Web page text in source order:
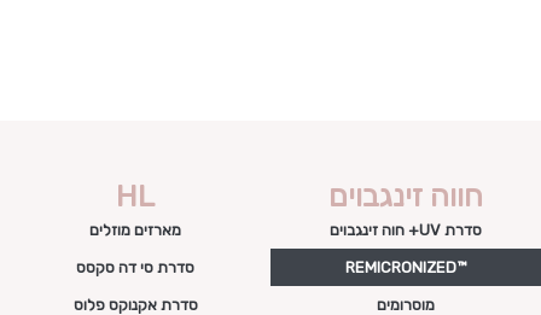
חווה זינגבוים
סדרת UV+ חוה זינגבוים
™REMICRONIZED
מוסרומים
HL
מארזים מוזלים
סדרת סי דה סקסס
סדרת אקנוקס פלוס